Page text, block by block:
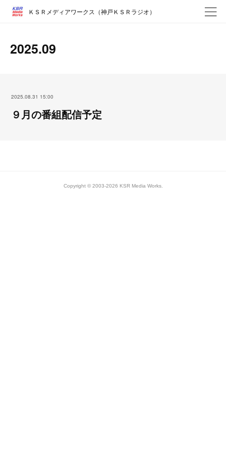
ＫＳＲメディアワークス（神戸ＫＳＲラジオ）
2025.09
2025.08.31 15:00
９月の番組配信予定
Copyright © 2003-2026 KSR Media Works.